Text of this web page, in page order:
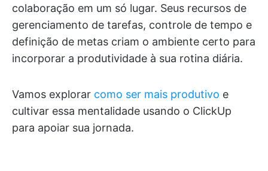
colaboração em um só lugar. Seus recursos de
gerenciamento de tarefas, controle de tempo e
definição de metas criam o ambiente certo para
incorporar a produtividade à sua rotina diária.
Vamos explorar como ser mais produtivo e
cultivar essa mentalidade usando o ClickUp
para apoiar sua jornada.